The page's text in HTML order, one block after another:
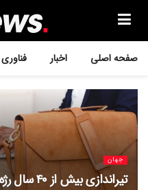
صفحه اصلی اخبار فناوری
جهان
تیراندازی بیش از ۴۰ سال رژه هالووین نیویورک